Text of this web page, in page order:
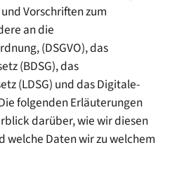
Vorschriften zum
an die
(DSGVO), das
(BDSG), das
(LDSG) und das Digitale-
folgenden Erläuterungen
darüber, wie wir diesen
welche Daten wir zu welchem